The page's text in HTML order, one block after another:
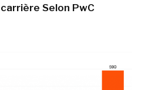
Selon PwC